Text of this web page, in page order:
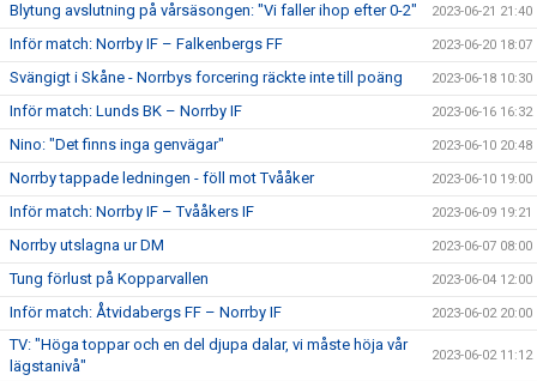
Blytung avslutning på vårsäsongen: "Vi faller ihop efter 0-2" 2023-06-21 21:40
Inför match: Norrby IF – Falkenbergs FF 2023-06-20 18:07
Svängigt i Skåne - Norrbys forcering räckte inte till poäng 2023-06-18 10:30
Inför match: Lunds BK – Norrby IF 2023-06-16 16:32
Nino: "Det finns inga genvägar" 2023-06-10 20:48
Norrby tappade ledningen - föll mot Tvååker 2023-06-10 19:00
Inför match: Norrby IF – Tvååkers IF 2023-06-09 19:21
Norrby utslagna ur DM 2023-06-07 08:00
Tung förlust på Kopparvallen 2023-06-04 12:00
Inför match: Åtvidabergs FF – Norrby IF 2023-06-02 20:00
TV: "Höga toppar och en del djupa dalar, vi måste höja vår
lägstanivå"
2023-06-02 11:12